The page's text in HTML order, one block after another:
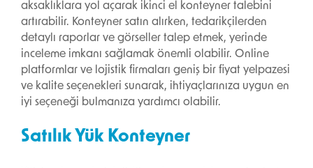
aksaklıklara yol açarak ikinci el konteyner talebini
artırabilir. Konteyner satın alırken, tedarikçilerden
detaylı raporlar ve görseller talep etmek, yerinde
inceleme imkanı sağlamak önemli olabilir. Online
platformlar ve lojistik firmaları geniş bir fiyat yelpazesi
ve kalite seçenekleri sunarak, ihtiyaçlarınıza uygun en
iyi seçeneği bulmanıza yardımcı olabilir.
Satılık Yük Konteyner